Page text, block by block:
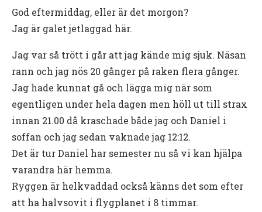
God eftermiddag, eller är det morgon?
Jag är galet jetlaggad här.
Jag var så trött i går att jag kände mig sjuk. Näsan
rann och jag nös 20 gånger på raken flera gånger.
Jag hade kunnat gå och lägga mig när som
egentligen under hela dagen men höll ut till strax
innan 21.00 då kraschade både jag och Daniel i
soffan och jag sedan vaknade jag 12:12.
Det är tur Daniel har semester nu så vi kan hjälpa
varandra här hemma.
Ryggen är helkvaddad också känns det som efter
att ha halvsovit i flygplanet i 8 timmar.